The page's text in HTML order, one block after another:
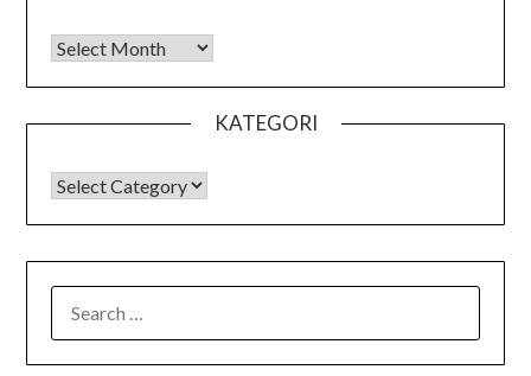
Arsip
KATEGORI
KATEGORI
FOR: